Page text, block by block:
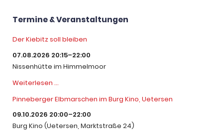
im
Kino
Termine & Veranstaltungen
Der Kiebitz soll bleiben
07.08.2026 20:15–22:00
Nissenhütte im Himmelmoor
Weiterlesen …Der
soll
bleiben
Pinneberger Elbmarschen im Burg Kino, Uetersen
09.10.2026 20:00–22:00
Burg Kino (Uetersen, Marktstraße 24)